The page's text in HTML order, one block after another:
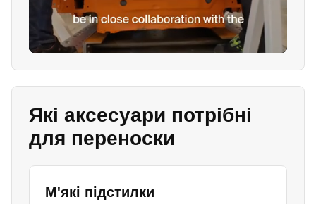
Які аксесуари потрібні
для переноски
М'які підстилки